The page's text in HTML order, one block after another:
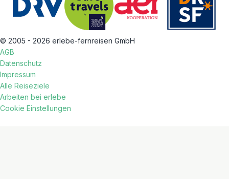
© 2005 - 2026 erlebe-fernreisen GmbH
AGB
Datenschutz
Impressum
Alle Reiseziele
Arbeiten bei erlebe
Cookie Einstellungen